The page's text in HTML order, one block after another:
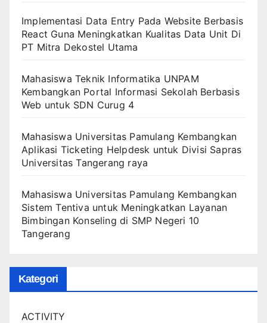
Implementasi Data Entry Pada Website Berbasis
React Guna Meningkatkan Kualitas Data Unit Di
PT Mitra Dekostel Utama
Mahasiswa Teknik Informatika UNPAM
Kembangkan Portal Informasi Sekolah Berbasis
Web untuk SDN Curug 4
Mahasiswa Universitas Pamulang Kembangkan
Aplikasi Ticketing Helpdesk untuk Divisi Sapras
Universitas Tangerang raya
Mahasiswa Universitas Pamulang Kembangkan
Sistem Tentiva untuk Meningkatkan Layanan
Bimbingan Konseling di SMP Negeri 10
Tangerang
Kategori
ACTIVITY